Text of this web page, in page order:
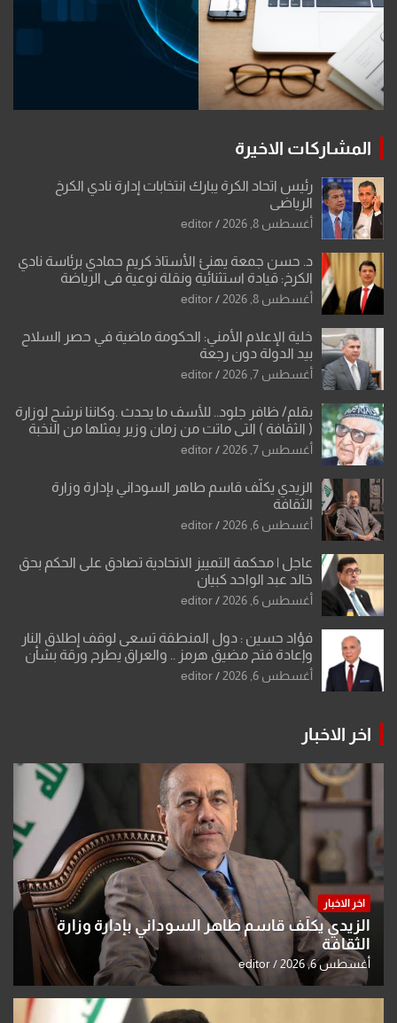
المشاركات الاخيرة
رئيس اتحاد الكرة يبارك انتخابات إدارة نادي الكرخ
الرياضي
أغسطس 8, 2026 editor
د. حسن جمعة يهنئ الأستاذ كريم حمادي برئاسة نادي
الكرخ: قيادة استثنائية ونقلة نوعية في الرياضة
العراقية
أغسطس 8, 2026 editor
خلية الإعلام الأمني: الحكومة ماضية في حصر السلاح
بيد الدولة دون رجعة
أغسطس 7, 2026 editor
بقلم/ ظافر جلود.. للأسف ما يحدث .وكاننا نرشح لوزارة
( الثقافة ) التي ماتت من زمان وزير يمثلها من النخبة
والإرث العظيم للثقافة العراقية..
أغسطس 7, 2026 editor
الزيدي يكلّف قاسم طاهر السوداني بإدارة وزارة
الثقافة
أغسطس 6, 2026 editor
عاجل | محكمة التمييز الاتحادية تصادق على الحكم بحق
خالد عبد الواحد كبيان
أغسطس 6, 2026 editor
فؤاد حسين : دول المنطقة تسعى لوقف إطلاق النار
وإعادة فتح مضيق هرمز .. والعراق يطرح ورقة بشأن
تحولات القدس
أغسطس 6, 2026 editor
اخر الاخبار
اخر الاخبار
الزيدي يكلّف قاسم طاهر السوداني بإدارة وزارة
الثقافة
أغسطس 6, 2026 editor